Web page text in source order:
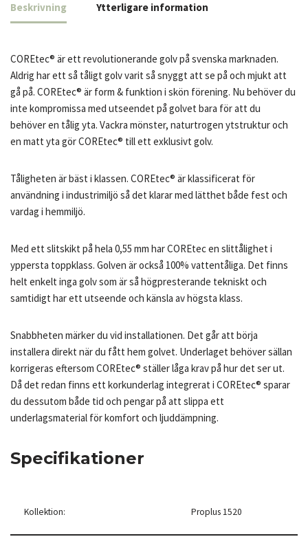
Beskrivning Ytterligare information
COREtec® är ett revolutionerande golv på svenska marknaden.
Aldrig har ett så tåligt golv varit så snyggt att se på och mjukt att
gå på. COREtec® är form & funktion i skön förening. Nu behöver du
inte kompromissa med utseendet på golvet bara för att du
behöver en tålig yta. Vackra mönster, naturtrogen ytstruktur och
en matt yta gör COREtec® till ett exklusivt golv.
Tåligheten är bäst i klassen. COREtec® är klassificerat för
användning i industrimiljö så det klarar med lätthet både fest och
vardag i hemmiljö.
Med ett slitskikt på hela 0,55 mm har COREtec en slittålighet i
yppersta toppklass. Golven är också 100% vattentåliga. Det finns
helt enkelt inga golv som är så högpresterande tekniskt och
samtidigt har ett utseende och känsla av högsta klass.
Snabbheten märker du vid installationen. Det går att börja
installera direkt när du fått hem golvet. Underlaget behöver sällan
korrigeras eftersom COREtec® ställer låga krav på hur det ser ut.
Då det redan finns ett korkunderlag integrerat i COREtec® sparar
du dessutom både tid och pengar på att slippa ett
underlagsmaterial för komfort och ljuddämpning.
Specifikationer
Kollektion: Proplus 1520